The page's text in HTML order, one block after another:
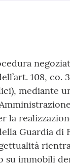
108,
mediante
la
Guardia di
immobili